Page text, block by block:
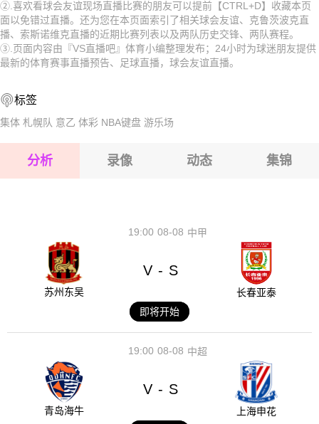
2026-08-17 【球会友谊】 克鲁茨波克VS索斯诺维克
2026-08-17 【球会友谊】 克鲁茨波克VS索斯诺维克
2026-08-17 【球会友谊】 克鲁茨波克VS索斯诺维克
2026-08-17 【球会友谊】 克鲁茨波克VS索斯诺维克
2026-08-17 【球会友谊】 克鲁茨波克VS索斯诺维克
②.喜欢看球会友谊现场直播比赛的朋友可以提前【CTRL+D】收藏本页
面以免错过直播。还为您在本页面索引了相关球会友谊、克鲁茨波克直
播、索斯诺维克直播的近期比赛列表以及两队历史交锋、两队赛程。
③.页面内容由『VS直播吧』体育小编整理发布；24小时为球迷朋友提供
最新的体育赛事直播预告、足球直播，球会友谊直播。
标签
集体 札幌队 意乙 体彩 NBA键盘 游乐场
分析 录像 动态 集锦
08-08
19:00 中甲
苏州东吴
V - S
长春亚泰
即将开始
08-08
19:00 中超
青岛海牛
V - S
上海申花